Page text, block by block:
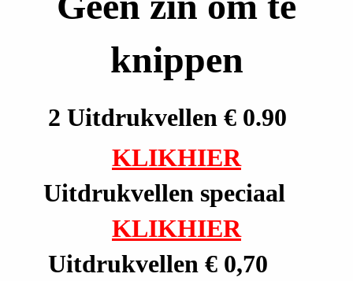
knippen
2 Uitdrukvellen € 0.90
KLIKHIER
Uitdrukvellen speciaal
KLIKHIER
Uitdrukvellen € 0,70